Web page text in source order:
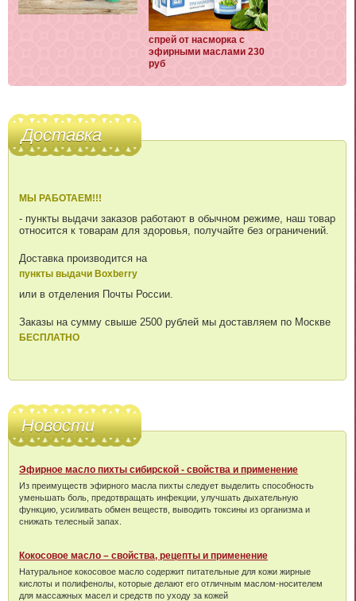
спрей от насморка с
эфирными маслами 230
руб
Доставка
МЫ РАБОТАЕМ!!!
- пункты выдачи заказов работают в обычном режиме, наш товар
относится к товарам для здоровья, получайте без ограничений.
Доставка производится на
пункты выдачи Boxberry
или в отделения Почты России.
Заказы на сумму свыше 2500 рублей мы доставляем по Москве
БЕСПЛАТНО
Новости
Эфирное масло пихты сибирской - свойства и применение
Из преимуществ эфирного масла пихты следует выделить способность
уменьшать боль, предотвращать инфекции, улучшать дыхательную
функцию, усиливать обмен веществ, выводить токсины из организма и
снижать телесный запах.
Кокосовое масло – свойства, рецепты и применение
Натуральное кокосовое масло содержит питательные для кожи жирные
кислоты и полифенолы, которые делают его отличным маслом-носителем
для массажных масел и средств по уходу за кожей